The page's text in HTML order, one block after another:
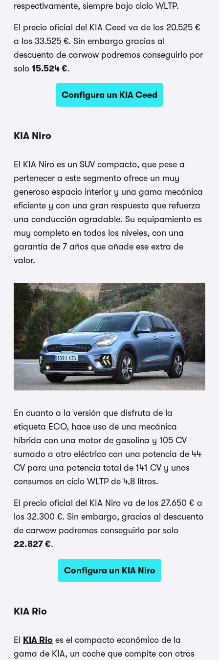
respectivamente, siempre bajo ciclo WLTP.
El precio oficial del KIA Ceed va de los 20.525 €
a los 33.525 €. Sin embargo gracias al
descuento de carwow podremos conseguirlo por
solo 15.524 €.
Configura un KIA Ceed
KIA Niro
El KIA Niro es un SUV compacto, que pese a
pertenecer a este segmento ofrece un muy
generoso espacio interior y una gama mecánica
eficiente y con una gran respuesta que refuerza
una conducción agradable. Su equipamiento es
muy completo en todos los niveles, con una
garantía de 7 años que añade ese extra de
valor.
En cuanto a la versión que disfruta de la
etiqueta ECO, hace uso de una mecánica
híbrida con una motor de gasolina y 105 CV
sumado a otro eléctrico con una potencia de 44
CV para una potencia total de 141 CV y unos
consumos en ciclo WLTP de 4,8 litros.
El precio oficial del KIA Niro va de los 27.650 € a
los 32.300 €. Sin embargo, gracias al descuento
de carwow podremos conseguirlo por solo
22.827 €.
Configura un KIA Niro
KIA Rio
El KIA Rio es el compacto económico de la
gama de KIA, un coche que compite con otros